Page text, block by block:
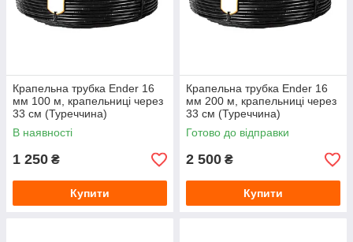
Крапельна трубка Ender 16
мм 100 м, крапельниці через
33 см (Туреччина)
В наявності
1 250 ₴
Купити
Крапельна трубка Ender 16
мм 200 м, крапельниці через
33 см (Туреччина)
Готово до відправки
2 500 ₴
Купити